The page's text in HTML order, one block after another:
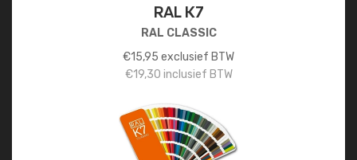
RAL K7
RAL CLASSIC
€15,95 exclusief BTW
€19,30 inclusief BTW